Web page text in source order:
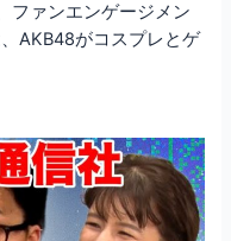
ファンエンゲージメン
AKB48がコスプレとゲ